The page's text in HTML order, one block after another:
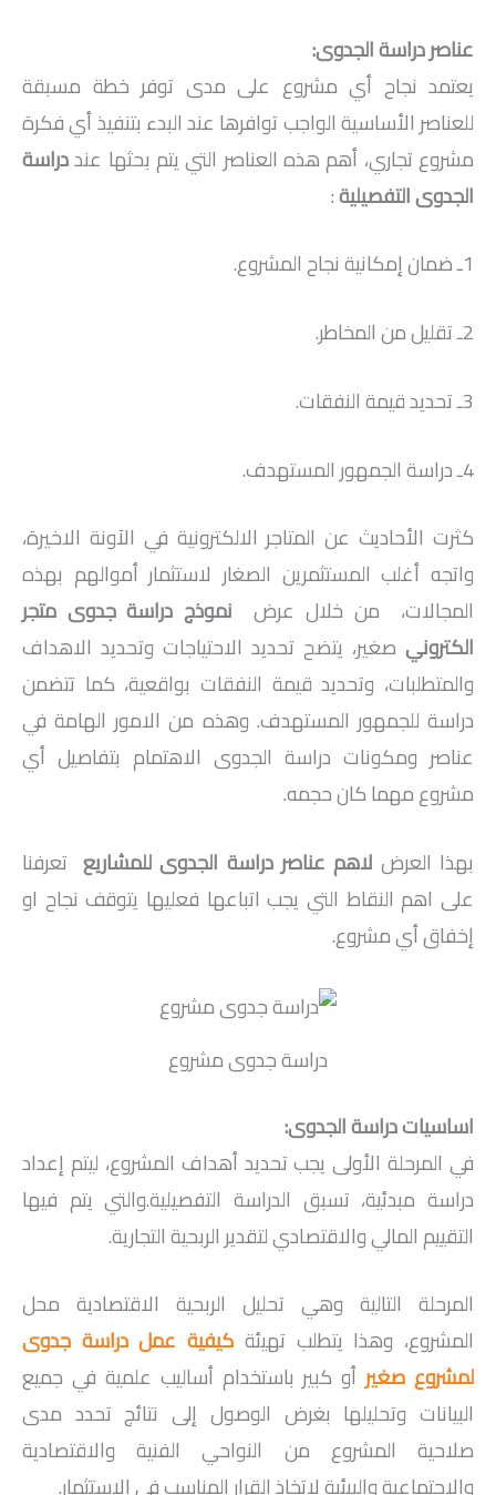
عناصر دراسة الجدوى:
يعتمد نجاح أي مشروع على مدى توفر خطة مسبقة
للعناصر الأساسية الواجب توافرها عند البدء بتنفيذ أي فكرة
مشروع تجاري، أهم هذه العناصر التي يتم بحثها عنددراسة
الجدوى التفصيلية:
1ـ ضمان إمكانية نجاح المشروع.
2ـ تقليل من المخاطر.
3ـ تحديد قيمة النفقات.
4ـ دراسة الجمهور المستهدف.
كثرت الأحاديث عن المتاجر الالكترونية في الآونة الاخيرة،
واتجه أغلب المستثمرين الصغار لاستثمار أموالهم بهذه
المجالات،
من خلال عرضنموذج دراسة جدوى متجر
الكتروني صغير، يتضح تحديد الاحتياجات وتحديد الاهداف
والمتطلبات، وتحديد قيمة النفقات بواقعية، كما تتضمن
دراسة للجمهور المستهدف. وهذه من الامور الهامة في
عناصر ومكونات دراسة الجدوى الاهتمام بتفاصيل أي
مشروع مهما كان حجمه.
بهذا العرض لاهم عناصر دراسة الجدوى للمشاريع تعرفنا
على اهم النقاط التي يجب اتباعها فعليها يتوقف نجاح او
إخفاق أي مشروع.
دراسة جدوى مشروع
اساسيات دراسة الجدوى:
في المرحلة الأولى يجب تحديد أهداف المشروع، ليتم إعداد
دراسة مبدئية، تسبق الدراسة التفصيلية.والتي يتم فيها
التقييم المالي والاقتصادي لتقدير الربحية التجارية.
المرحلة التالية وهي تحليل الربحية الاقتصادية محل
المشروع، وهذا يتطلب تهيئة كيفية عمل دراسة جدوى
لمشروع صغير أو كبير باستخدام أساليب علمية في جميع
البيانات وتحليلها بغرض الوصول إلى نتائج تحدد مدى
صلاحية المشروع من النواحي الفنية والاقتصادية
والاجتماعية والبيئية لاتخاذ القرار المناسب في الاستثمار.